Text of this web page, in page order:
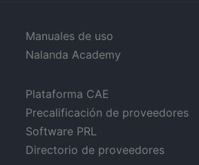
Manuales de uso
Nalanda Academy
Plataforma CAE
Precalificación de proveedores
Software PRL
Directorio de proveedores